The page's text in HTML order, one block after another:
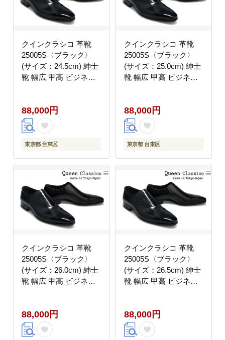
クインクラシコ 革靴
25005S〈ブラック〉
(サイズ：24.5cm) 紳士
靴 幅広 甲高 ビジネス
ポン 牛革
88,000円
東京都 台東区
クインクラシコ 革靴
25005S〈ブラック〉
(サイズ：25.0cm) 紳士
靴 幅広 甲高 ビジネス
ポン 牛革
88,000円
東京都 台東区
クインクラシコ 革靴
25005S〈ブラック〉
(サイズ：26.0cm) 紳士
靴 幅広 甲高 ビジネス
ポン 牛革
88,000円
クインクラシコ 革靴
25005S〈ブラック〉
(サイズ：26.5cm) 紳士
靴 幅広 甲高 ビジネス
ポン 牛革
88,000円